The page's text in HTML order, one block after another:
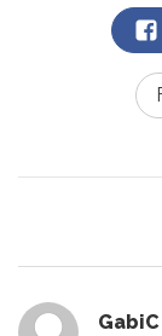
GabiC